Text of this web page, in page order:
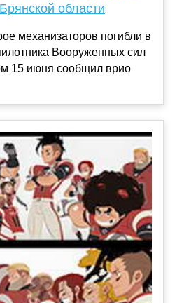
области
механизаторов погибли в
Вооруженных сил
15 июня сообщил врио